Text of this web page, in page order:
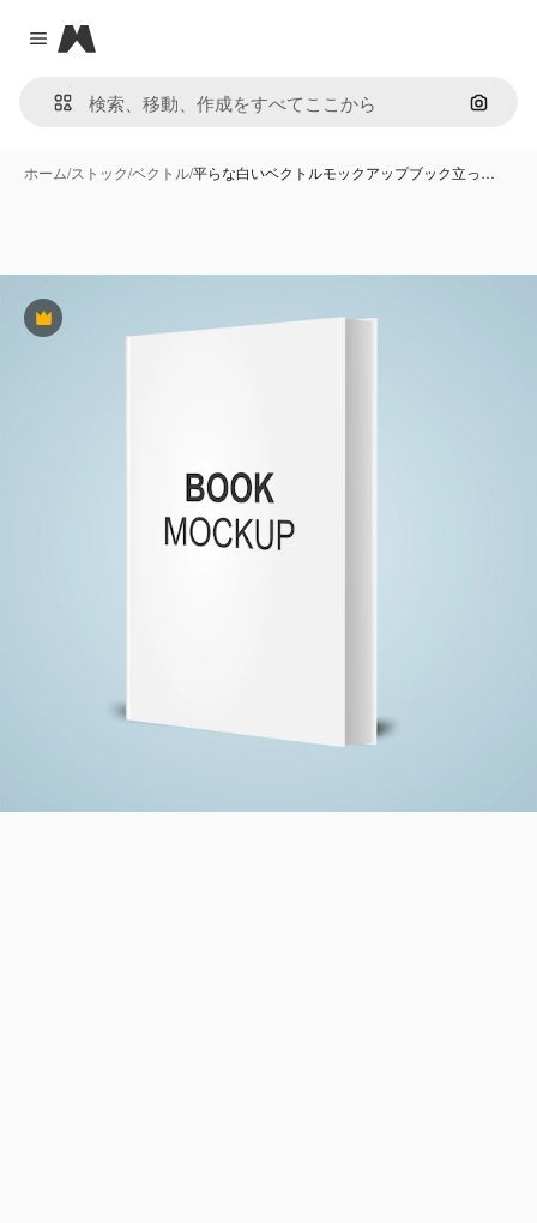
Close menu
Magnific
画像で
ホーム/ストック/ベクトル/平らな白いベクトルモックアップブック立っ…
Premium